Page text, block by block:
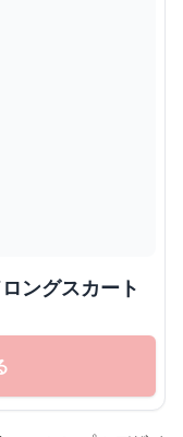
ングスカート